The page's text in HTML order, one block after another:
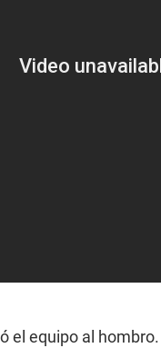
el equipo al